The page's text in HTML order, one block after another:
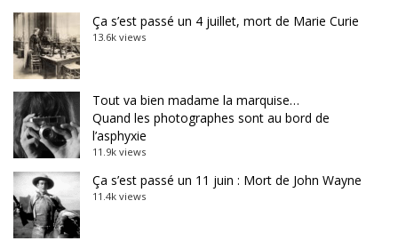
Ça s’est passé un 4 juillet, mort de Marie Curie
13.6k views
Tout va bien madame la marquise…
Quand les photographes sont au bord de
l’asphyxie
11.9k views
Ça s’est passé un 11 juin : Mort de John Wayne
11.4k views